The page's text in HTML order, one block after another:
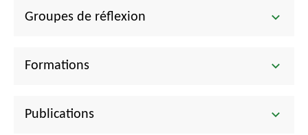
Groupes de réflexion
Formations
Publications